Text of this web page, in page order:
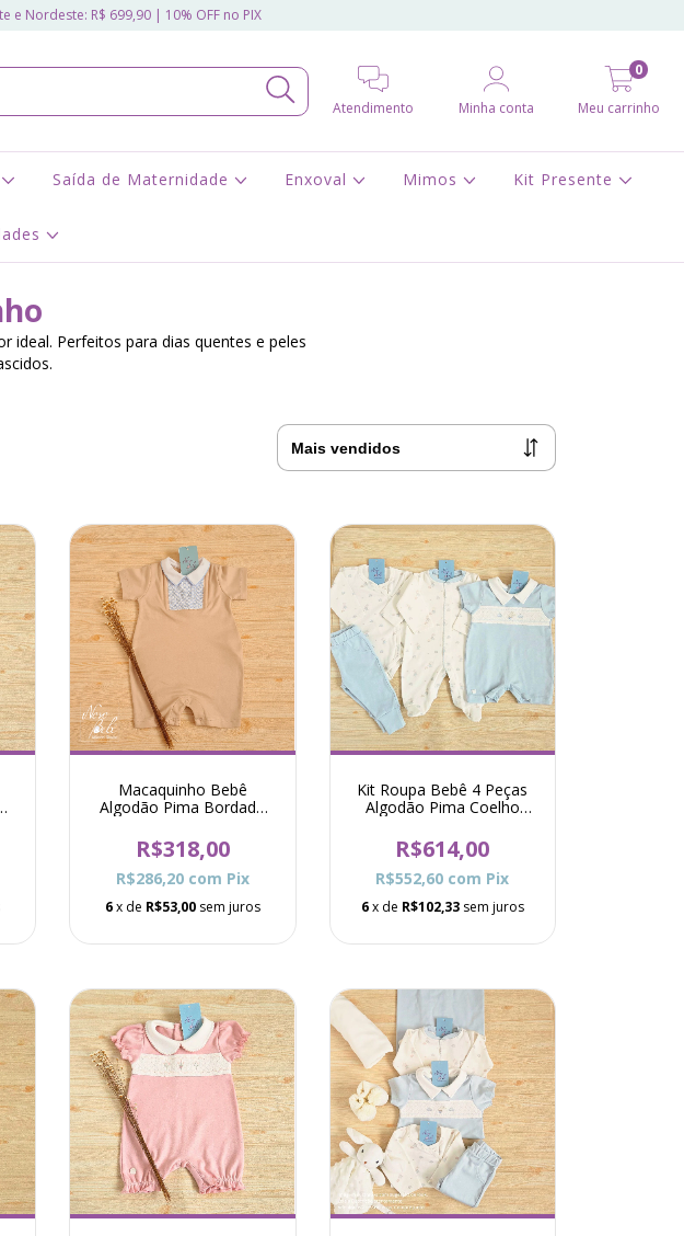
e Nordeste: R$ 699,90 | 10% OFF no PIX
Atendimento Minha conta Meu carrinho
0
Saída de Maternidade Enxoval Mimos Kit Presente
ideal. Perfeitos para dias quentes e peles
Macaquinho Bebê
Algodão Pima Bordado
R$318,00
R$286,20 com Pix
6x de R$53,00 sem juros
Kit Roupa Bebê 4 Peças
Algodão Pima Coelho
R$614,00
R$552,60 com Pix
6x de R$102,33 sem juros